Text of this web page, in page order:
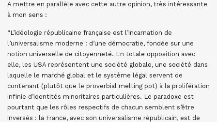
A mettre en parallèle avec cette autre opinion, très intéressante
à mon sens :
“L’idéologie républicaine française est l’incarnation de
l’universalisme moderne : d’une démocratie, fondée sur une
notion universelle de citoyenneté. En totale opposition avec
elle, les USA représentent une société globale, une société dans
laquelle le marché global et le système légal servent de
contenant (plutôt que le proverbial melting pot) à la prolifération
infinie d’identités minoritaires particulières. Le paradoxe est
pourtant que les rôles respectifs de chacun semblent s’être
inversés : la France, avec son universalisme républicain, est de